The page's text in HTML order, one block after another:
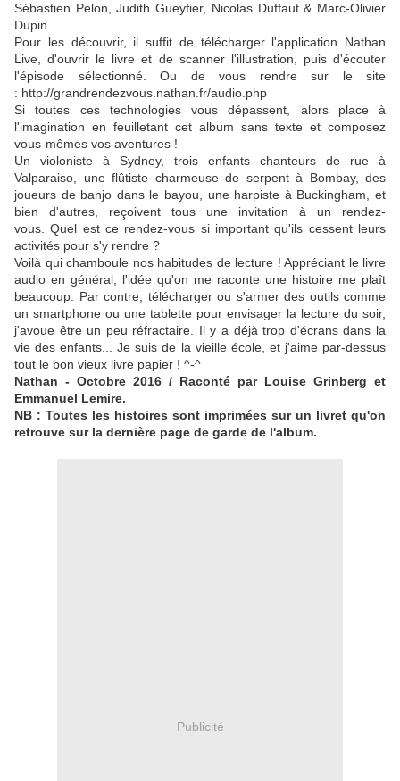
Sébastien Pelon, Judith Gueyfier, Nicolas Duffaut & Marc-Olivier
Dupin.
Pour les découvrir, il suffit de télécharger l'application Nathan
Live, d'ouvrir le livre et de scanner l'illustration, puis d'écouter
l'épisode sélectionné. Ou de vous rendre sur le site
: http://grandrendezvous.nathan.fr/audio.php
Si toutes ces technologies vous dépassent, alors place à
l'imagination en feuilletant cet album sans texte et composez
vous-mêmes vos aventures !
Un violoniste à Sydney, trois enfants chanteurs de rue à
Valparaiso, une flûtiste charmeuse de serpent à Bombay, des
joueurs de banjo dans le bayou, une harpiste à Buckingham, et
bien d'autres, reçoivent tous une invitation à un rendez-
vous.Quel est ce rendez-vous si important qu'ils cessent leurs
activités pour s'y rendre ?
Voilà qui chamboule nos habitudes de lecture ! Appréciant le livre
audio en général, l'idée qu'on me raconte une histoire me plaît
beaucoup. Par contre, télécharger ou s'armer des outils comme
un smartphone ou une tablette pour envisager la lecture du soir,
j'avoue être un peu réfractaire. Il y a déjà trop d'écrans dans la
vie des enfants... Je suis de la vieille école, et j'aime par-dessus
tout le bon vieux livre papier ! ^-^
Nathan - Octobre 2016 / Raconté par Louise Grinberg et
Emmanuel Lemire.
NB : Toutes les histoires sont imprimées sur un livret qu'on
retrouve sur la dernière page de garde de l'album.
Publicité